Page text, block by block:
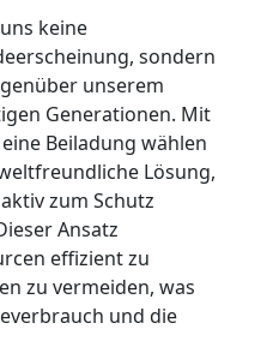
keine
sondern
unserem
Generationen. Mit
Beiladung wählen
Lösung,
zum Schutz
Ansatz
effizient zu
zu vermeiden, was
und die